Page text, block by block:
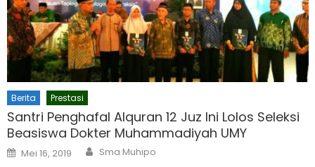
Berita Prestasi
Santri Penghafal Alquran 12 Juz Ini Lolos Seleksi
Beasiswa Dokter Muhammadiyah UMY
Posted
on
Mei 16, 2019 Author
Sma Muhipo